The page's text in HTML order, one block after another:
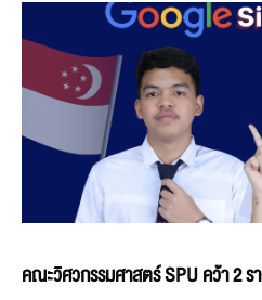
คณะวิศวกรรมศาสตร์ SPU คว้า 2 ร